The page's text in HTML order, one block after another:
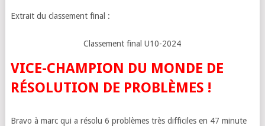
Extrait du classement final :
Classement final U10-2024
VICE-CHAMPION DU MONDE DE
RÉSOLUTION DE PROBLÈMES !
Bravo à marc qui a résolu 6 problèmes très difficiles en 47 minute